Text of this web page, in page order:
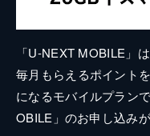
「U-NEXT MOBILE」
毎月もらえるポイント
になるモバイルプラン
OBILE」のお申し込み